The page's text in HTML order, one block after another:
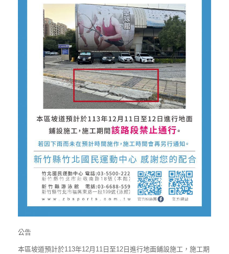
公告
本區坡道預計於113年12月11日至12日進行地面鋪設施工，施工期